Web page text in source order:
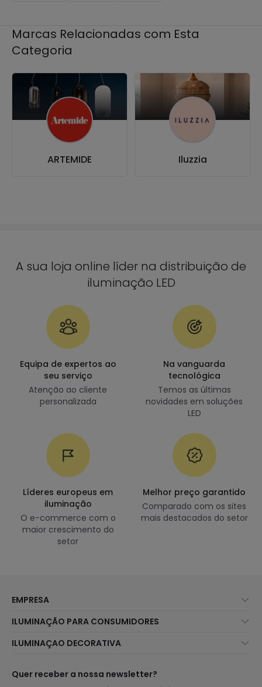
Marcas Relacionadas com Esta
Categoria
ARTEMIDE Iluzzia
A sua loja online líder na distribuição de
iluminação LED
Equipa de expertos ao
seu serviço
Atenção ao cliente
personalizada
Na vanguarda
tecnológica
Temos as últimas
novidades em soluções
LED
Líderes europeus em
iluminação
O e-commerce com o
maior crescimento do
setor
Melhor preço garantido
Comparado com os sites
mais destacados do setor
EMPRESA
Atendimento ao Cliente
Métodos de Envio
É Profissional?
ILUMINAÇÃO PARA CONSUMIDORES
Marcas
ILUMINAÇAO DECORATIVA
Tendências
Quer receber a nossa newsletter?